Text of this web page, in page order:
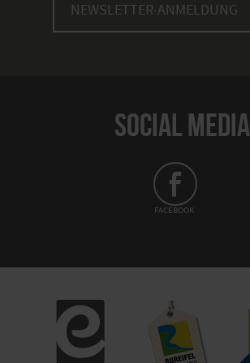
Von 06:00 bis 13:00 Uhr
Von 06:00 bis 13:00 Uhr
Von 06:00 bis 13:00 Uhr
24. Dezember 2027
7. Januar 2028
Von 06:00 bis 13:00 Uhr
NEWSLETTER-ANMELDUNG
SOCIAL MEDIA
FACEBOOK